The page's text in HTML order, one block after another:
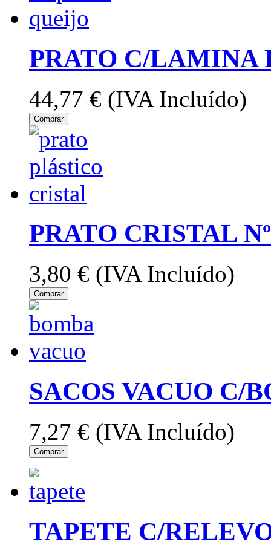
PRATO C/LAMINA
44,77 € (IVA Incluído)
Comprar
PRATO CRISTAL
3,80 € (IVA Incluído)
Comprar
SACOS VACUO C/
7,27 € (IVA Incluído)
Comprar
TAPETE C/